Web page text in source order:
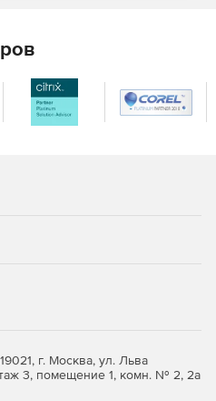
и
Microsoft 365.
время и усилия.
г. Москва, ул. Льва
3, помещение 1, комн. № 2, 2а